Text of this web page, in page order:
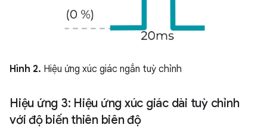
Hình 2. Hiệu ứng xúc giác ngắn tuỳ chỉnh
Hiệu ứng 3: Hiệu ứng xúc giác dài tuỳ chỉnh
với độ biến thiên biên độ